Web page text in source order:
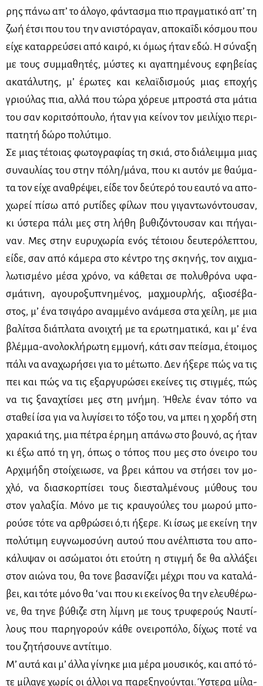
ρης πά­νω απ’ το άλο­γο, φά­ντα­σμα πιο πραγ­μα­τι­κό απ’ τη
ζωή έτσι που του την ανι­στό­ρα­γαν, απο­κα­ΐ­δι κό­σμου που
εί­χε κα­ταρ­ρεύ­σει από και­ρό, κι όμως ήταν εδώ. Η σύ­να­ξη
με τους συμ­μα­θη­τές, μύ­στες κι αγα­πη­μέ­νους εφη­βεί­ας
ακα­τά­λυ­της, μ’ έρω­τες και κε­λαϊ­δι­σμούς μιας επο­χής
γριού­λας πια, αλ­λά που τώ­ρα χό­ρευε μπρο­στά στα μά­τια
του σαν κο­ρι­τσό­που­λο, ήταν για κεί­νον τον μει­λί­χιο πε­ρι­
πα­τη­τή δώ­ρο πο­λύ­τι­μο.
Σε μιας τέ­τοιας φω­το­γρα­φί­ας τη σκιά, στο διά­λειμ­μα μιας
συ­ναυ­λί­ας του στην πό­λη/μά­να, που κι αυ­τόν με θαύ­μα­
τα τον εί­χε ανα­θρέ­ψει, εί­δε τον δεύ­τε­ρό του εαυ­τό να απο­
χω­ρεί πί­σω από ρυ­τί­δες φί­λων που γι­γα­ντω­νό­ντου­σαν,
κι ύστε­ρα πά­λι μες στη λή­θη βυ­θι­ζό­ντου­σαν και πή­γαι­
ναν. Μες στην ευ­ρυ­χω­ρία ενός τέ­τοιου δευ­τε­ρό­λε­πτου,
εί­δε, σαν από κά­με­ρα στο κέ­ντρο της σκη­νής, τον αιχ­μα­
λω­τι­σμέ­νο μέ­σα χρό­νο, να κά­θε­ται σε πο­λυ­θρό­να υφα­
σμά­τι­νη, αγου­ρο­ξυ­πνη­μέ­νος, μαχ­μουρ­λής, αξιο­σέ­βα­
στος, μ’ ένα τσι­γά­ρο αναμ­μέ­νο ανά­με­σα στα χεί­λη, με μια
βα­λί­τσα διά­πλα­τα ανοι­χτή με τα ερω­τη­μα­τι­κά, και μ’ ένα
βλέμ­μα-ανο­λο­κλή­ρω­τη εμ­μο­νή, κά­τι σαν πεί­σμα, έτοι­μος
πά­λι να ανα­χω­ρή­σει για το μέ­τω­πο. Δεν ήξε­ρε πώς να τις
πει και πώς να τις εξαρ­γυ­ρώ­σει εκεί­νες τις στιγ­μές, πώς
να τις ξα­να­χτί­σει μες στη μνή­μη. Ήθε­λε έναν τό­πο να
στα­θεί ίσα για να λυ­γί­σει το τό­ξο του, να μπει η χορ­δή στη
χα­ρα­κιά της, μια πέ­τρα έρη­μη απά­νω στο βου­νό, ας ήταν
κι έξω από τη γη, όπως ο τό­πος που μες στο όνει­ρο του
Αρ­χι­μή­δη στοί­χειω­σε, να βρει κά­που να στή­σει τον μο­
χλό, να δια­σκορ­πί­σει τους διε­σταλ­μέ­νους μύ­θους του
στον γα­λα­ξία. Μό­νο με τις κραυ­γού­λες του μω­ρού μπο­
ρού­σε τό­τε να αρ­θρώ­σει ό,τι ήξε­ρε. Κι ίσως με εκεί­νη την
πο­λύ­τι­μη ευ­γνω­μο­σύ­νη αυ­τού που ανέλ­πι­στα του απο­
κά­λυ­ψαν οι ασώ­μα­τοι ότι ετού­τη η στιγ­μή δε θα αλ­λά­ξει
στον αιώ­να του, θα το­νε βα­σα­νί­ζει μέ­χρι που να κα­τα­λά­
βει, και τό­τε μό­νο θα ‘ναι που κι εκεί­νος θα την ελευ­θέ­ρω­
νε, θα τη­νε βύ­θι­ζε στη λί­μνη με τους τρυ­φε­ρούς Ναυ­τί­
λους που πα­ρη­γο­ρούν κά­θε ονει­ρο­πό­λο, δί­χως πο­τέ να
του ζη­τή­σου­νε αντί­τι­μο.
Μ’ αυ­τά και μ’ άλ­λα γί­νη­κε μια μέ­ρα μου­σι­κός, και από τό­
τε μί­λα­γε χω­ρίς οι άλ­λοι να πα­ρε­ξη­γού­νται. Ύστε­ρα μί­λα­